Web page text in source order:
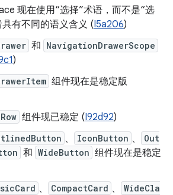
现在使用“选择”术语，而不是“选
有不同的语义含义 (I5a206)
和 NavigationDrawerScope
)
组件现在是稳定版
组件现已稳定 (I92d92)
、 IconButton 、
Out
和 WideButton 组件现在是稳定
、 CompactCard 、
WideCla